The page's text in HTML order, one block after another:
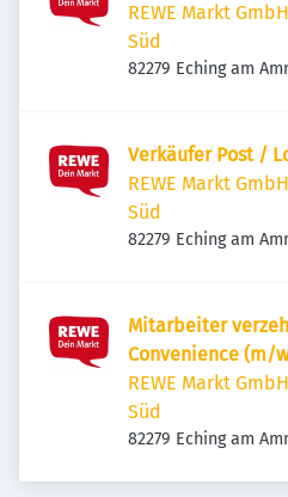
REWE Markt
Süd
82279 Eching am
Verkäufer Post /
REWE Markt
Süd
82279 Eching am
Mitarbeiter
Convenience (m/
REWE Markt
Süd
82279 Eching am